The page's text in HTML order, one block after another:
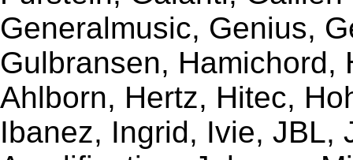
Generalmusic, Genius,
Gulbransen, Hamichord,
Ahlborn, Hertz, Hitec,
Ibanez, Ingrid, Ivie, JBL,